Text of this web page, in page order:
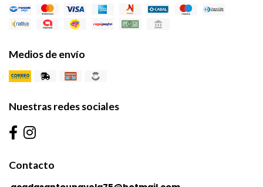
Medios de envío
Nuestras redes sociales
Contacto